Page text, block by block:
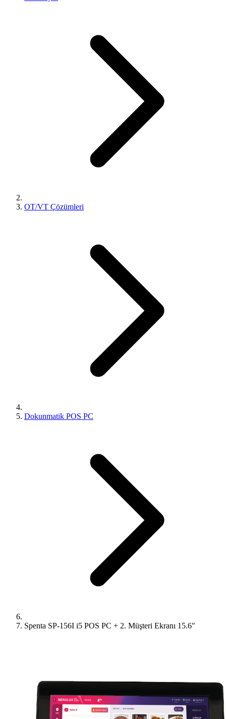
OT/VT Çözümleri
Dokunmatik POS PC
Spenta SP-156I i5 POS PC + 2. Müşteri Ekranı 15.6"